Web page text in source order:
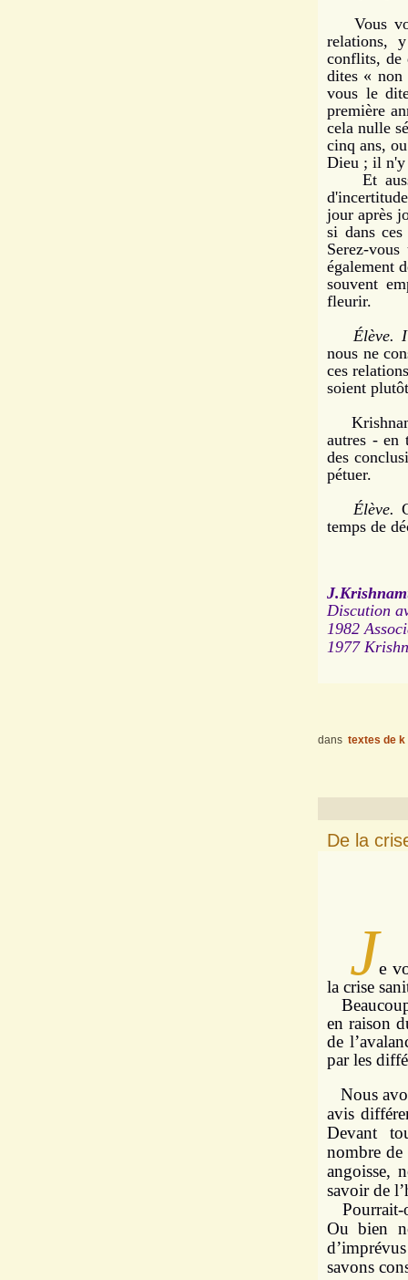
Vous
relations,
conflits, de
dites « non
vous le
première
cela nulle
cinq ans,
Dieu ; il n'y
Et aussi,
jour après
si dans
Serez-
également
souvent
fleurir.
Élève.
nous ne
ces
soient
autres - en
des
pétuer.
Élève.
temps de
Discution
1982
1977
dans textes de k
De la
Je
la crise
en raison
de
par les
Nous
avis
Devant
nombre de
angoisse,
savoir de
Pourrait-
Ou bien
savons